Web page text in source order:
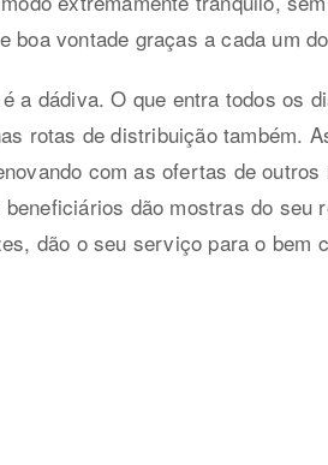
boa vontade graças a cada um
a dádiva. O que entra todos os
rotas de distribuição também.
com as ofertas de
dão mostras do seu
dão o seu serviço para o bem